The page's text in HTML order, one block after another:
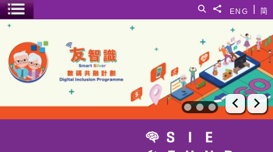
简
ENG
分享給
搜尋
選單開關
社創基金
上一張
下
前往首頁